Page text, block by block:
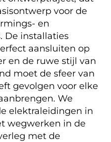
voor de
en
De installaties
aansluiten op
en de ruwe stijl van
moet de sfeer van
gevolgen voor elke
We
elektraleidingen in
wegwerken in de
met de